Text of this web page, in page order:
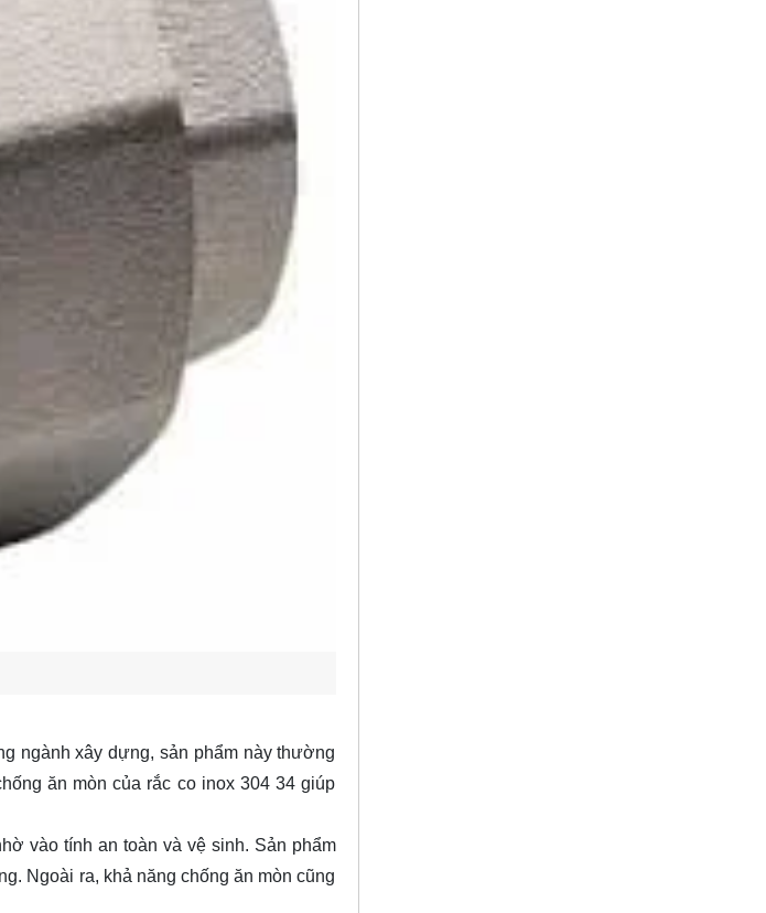
ngành xây dựng, sản phẩm này thường
ăn mòn của rắc co inox 304 34 giúp
vào tính an toàn và vệ sinh. Sản phẩm
Ngoài ra, khả năng chống ăn mòn cũng